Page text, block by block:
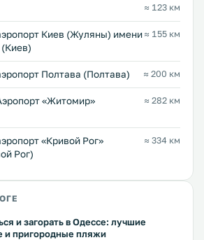
≈ 123 км
Киев (Жуляны) имени
(Киев)
≈ 155 км
Полтава (Полтава) ≈ 200 км
«Житомир»
≈ 282 км
«Кривой Рог»
Рог)
≈ 334 км
и загорать в Одессе: лучшие
и пригородные пляжи